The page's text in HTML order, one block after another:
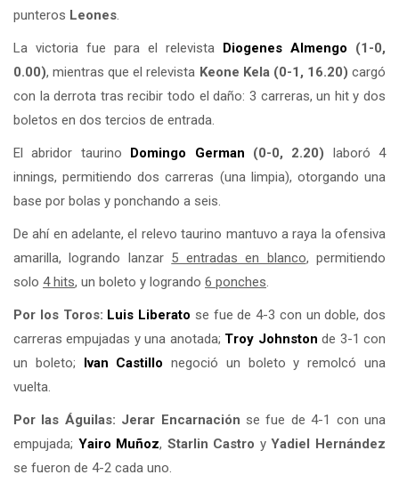
punteros Leones
La victoria fue para el relevista Diogenes Almengo (1-0,
0.00), mientras que el relevista Keone Kela (0-1, 16.20) cargó
con la derrota tras recibir todo el daño: 3 carreras, un hit y dos
boletos en dos tercios de entrada.
El abridor taurino Domingo German (0-0, 2.20) laboró 4
innings, permitiendo dos carreras (una limpia), otorgando una
base por bolas y ponchando a seis.
De ahí en adelante, el relevo taurino mantuvo a raya la ofensiva
amarilla, logrando lanzar 5 entradas en blanco, permitiendo
solo 4 hits, un boleto y logrando 6 ponches
Por los Toros: Luis Liberato se fue de 4-3 con un doble, dos
carreras empujadas y una anotada; Troy Johnston de 3-1 con
un boleto; Ivan Castillo negoció un boleto y remolcó una
vuelta.
Por las Águilas: Jerar Encarnación se fue de 4-1 con una
empujada; Yairo Muñoz, Starlin Castro yYadiel Hernández
se fueron de 4-2 cada uno.